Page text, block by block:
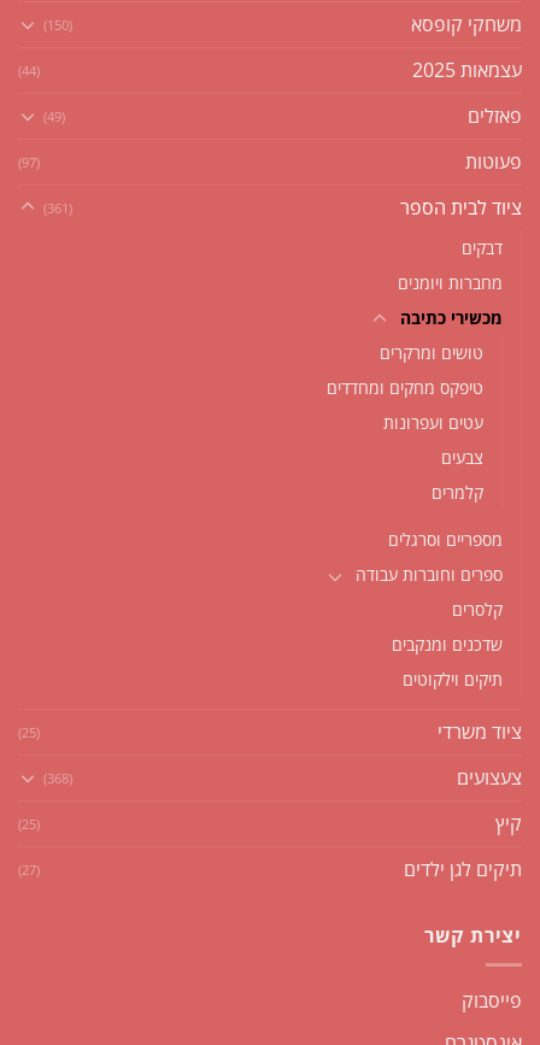
משחקי קופסא (150)
עצמאות 2025 (44)
פאזלים (49)
פעוטות (97)
ציוד לבית הספר (361)
דבקים
מחברות ויומנים
מכשירי כתיבה
טושים ומרקרים
טיפקס מחקים ומחדדים
עטים ועפרונות
צבעים
קלמרים
מספריים וסרגלים
ספרים וחוברות עבודה
קלסרים
שדכנים ומנקבים
תיקים וילקוטים
ציוד משרדי (25)
צעצועים (368)
קיץ (25)
תיקים לגן ילדים (27)
יצירת קשר
פייסבוק